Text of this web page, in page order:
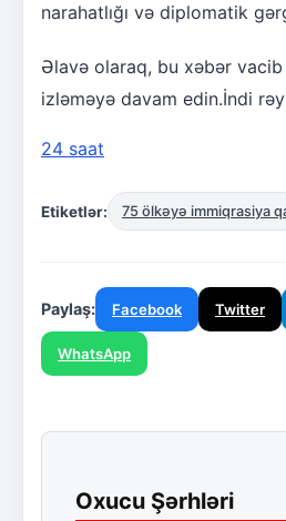
narahatlığı və diplomatik
Əlavə olaraq, bu xəbər
izləməyə davam edin.İndi
24 saat
Etiketlər: 75 ölkəyə immiqrasiya
Paylaş: Facebook Twitter
WhatsApp
Oxucu Şərhləri